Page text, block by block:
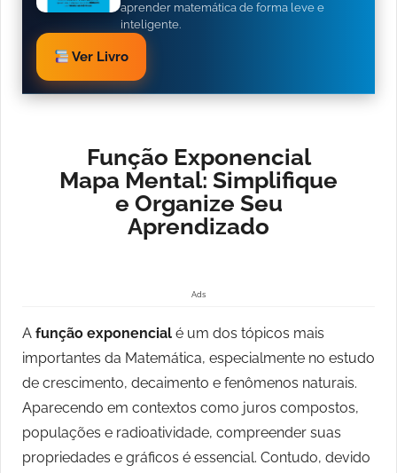
aprender matemática de forma leve e
inteligente.
Ver Livro
Função Exponencial
Mapa Mental: Simplifique
e Organize Seu
Aprendizado
Ads
A função exponencial é um dos tópicos mais
importantes da Matemática, especialmente no estudo
de crescimento, decaimento e fenômenos naturais.
Aparecendo em contextos como juros compostos,
populações e radioatividade, compreender suas
propriedades e gráficos é essencial. Contudo, devido